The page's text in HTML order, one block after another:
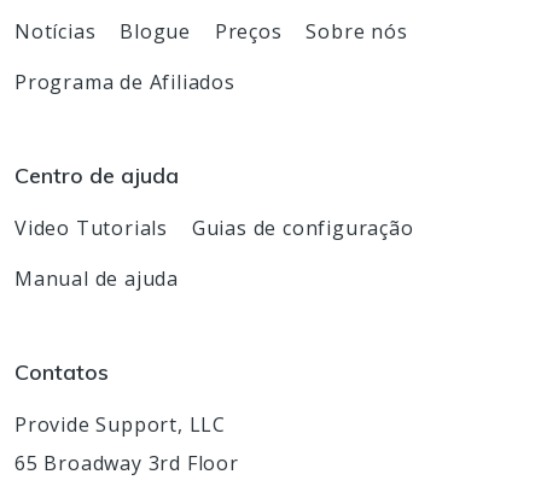
Notícias Blogue Preços
Sobre nós
Programa de Afiliados
Centro de ajuda
Video Tutorials
Guias de configuração
Manual de ajuda
Contatos
Provide Support, LLC
65 Broadway 3rd Floor